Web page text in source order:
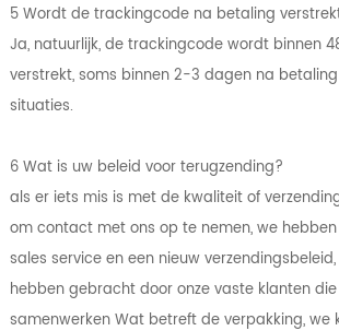
5 Wordt de trackingcode na betaling
Ja, natuurlijk, de trackingcode wordt binnen
verstrekt, soms binnen 2-3 dagen na
situaties.
6 Wat is uw beleid voor terugzending?
als er iets mis is met de kwaliteit of
om contact met ons op te nemen, we
sales service en een nieuw
hebben gebracht door onze vaste klanten
samenwerken Wat betreft de verpakking, we